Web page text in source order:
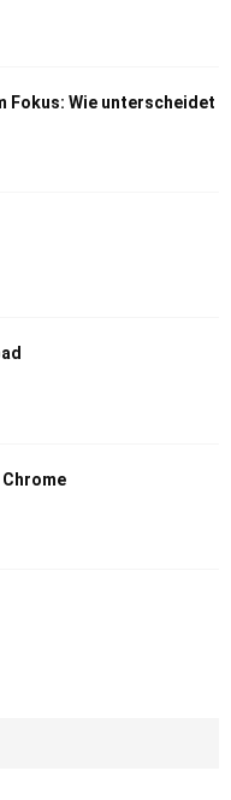
Fokus: Wie unterscheidet